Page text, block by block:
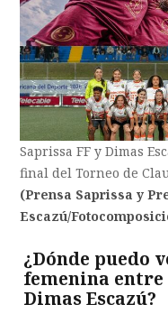
Saprissa FF y Dimas
final del Torneo de
(Prensa Saprissa y
Escazú/
¿Dónde puedo
femenina entre
Dimas Escazú?